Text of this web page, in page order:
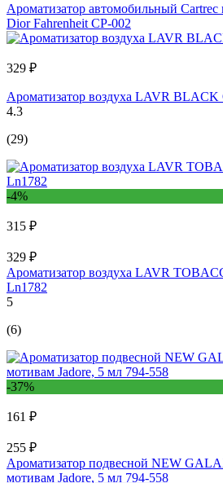
Ароматизатор автомобильный
Dior Fahrenheit CP-002
329 ₽
Ароматизатор воздуха LAVR
4.3
(29)
-4%
315 ₽
329 ₽
Ароматизатор воздуха LAVR
Ln1782
5
(6)
-37%
161 ₽
255 ₽
Ароматизатор подвесной NEW
мотивам Jadore, 5 мл 794-558